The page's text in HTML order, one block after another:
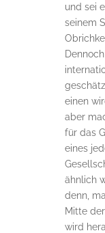
und sei
seinem
einen
aber
für das
eines
ähnlich
denn,
Mitte
wird